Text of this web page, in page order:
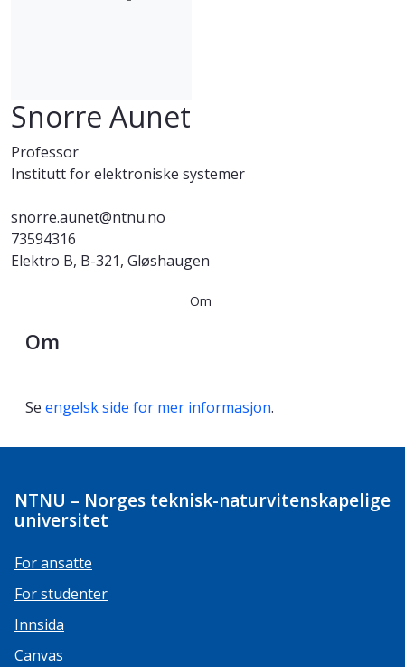
Snorre Aunet
Professor
Institutt for elektroniske systemer
snorre.aunet@ntnu.no
73594316
Elektro B, B-321, Gløshaugen
Om
Om
Se engelsk side for mer informasjon.
NTNU – Norges teknisk-naturvitenskapelige
universitet
For ansatte
For studenter
Innsida
Canvas